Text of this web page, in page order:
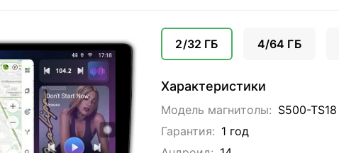
2/32 ГБ 4/64 ГБ
Характеристики
Модель магнитолы: S500-TS18
Гарантия: 1 год